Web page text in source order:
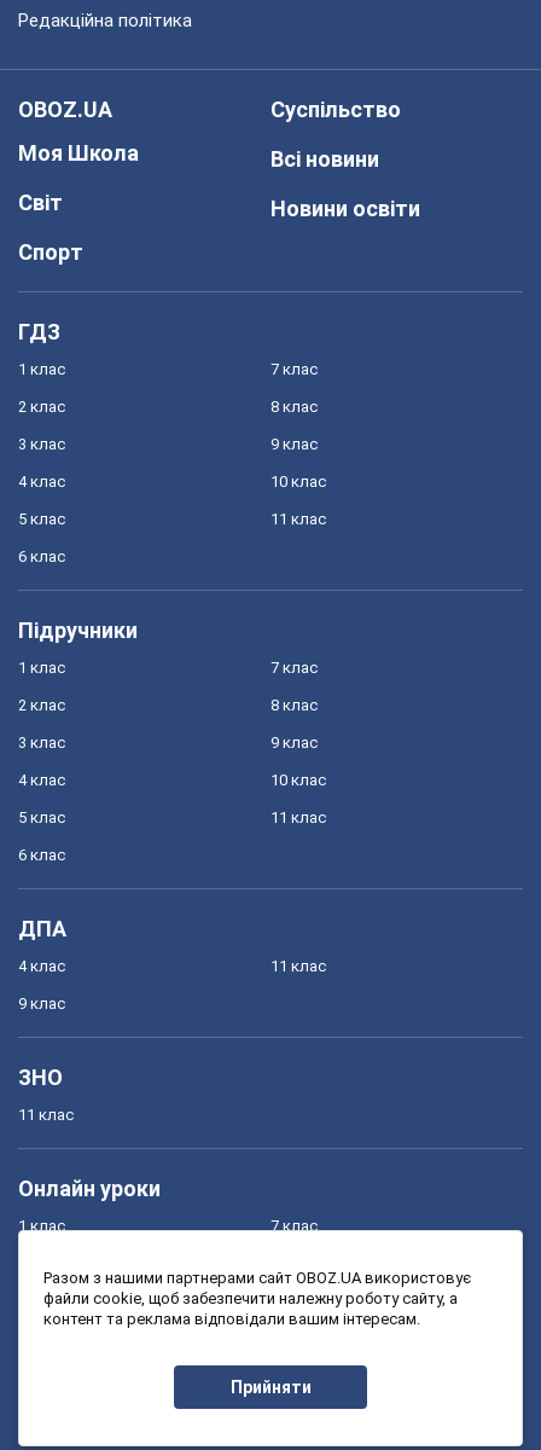
Редакційна політика
OBOZ.UA
Моя Школа
Світ
Спорт
Суспільство
Всі новини
Новини освіти
ГДЗ
1 клас
2 клас
3 клас
4 клас
5 клас
6 клас
7 клас
8 клас
9 клас
10 клас
11 клас
Підручники
1 клас
2 клас
3 клас
4 клас
5 клас
6 клас
7 клас
8 клас
9 клас
10 клас
11 клас
ДПА
4 клас
9 клас
11 клас
ЗНО
11 клас
Онлайн уроки
1 клас
3 клас
7 клас
9 клас
Разом з нашими партнерами сайт OBOZ.UA використовує
файли cookie, щоб забезпечити належну роботу сайту, а
контент та реклама відповідали вашим інтересам.
Прийняти